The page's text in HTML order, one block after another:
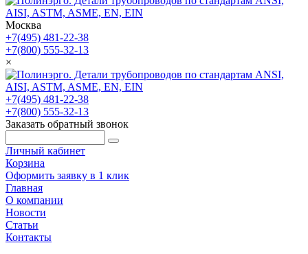
Москва
+7(495) 481-22-38
+7(800) 555-32-13
×
+7(495) 481-22-38
+7(800) 555-32-13
Заказать обратный звонок
Личный кабинет
Корзина
Оформить заявку в 1 клик
Главная
О компании
Новости
Статьи
Контакты